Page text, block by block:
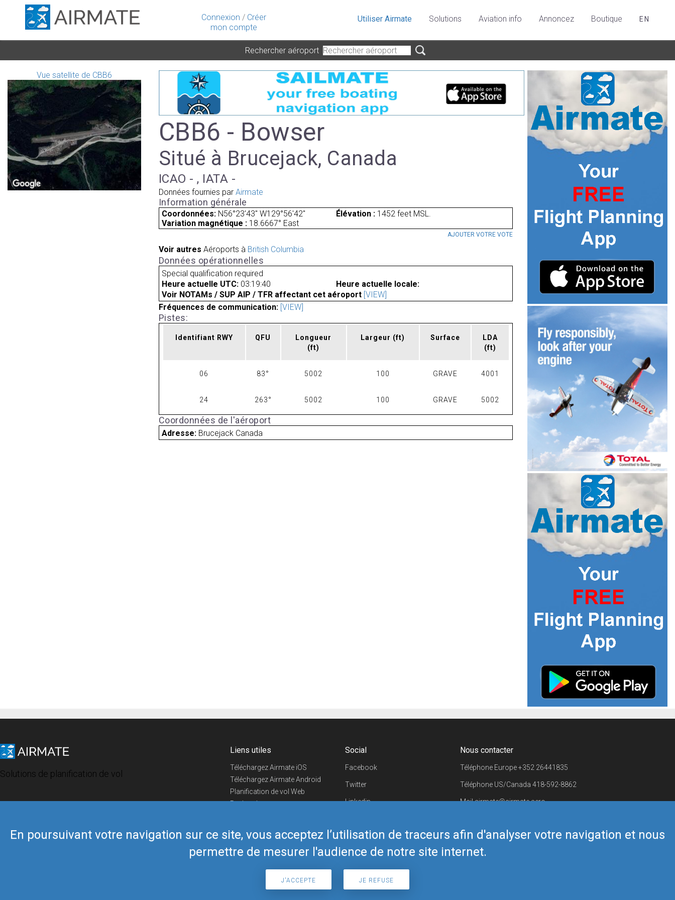
Connexion / Créer
mon compte
En poursuivant votre navigation sur ce site, vous acceptez l’utilisation de traceurs afin d'analyser votre navigation et nous
permettre de mesurer l'audience de notre site internet.
J'ACCEPTE JE REFUSE
Utiliser Airmate Solutions Aviation info Annoncez Boutique EN
Rechercher aéroport
Vue satellite de CBB6
CBB6 - Bowser
Situé à Brucejack, Canada
ICAO - , IATA -
Données fournies par Airmate
Information générale
Coordonnées: N56°23'43" W129°56'42" Élévation :1452 feet MSL.
Variation magnétique : 18.6667° East
AJOUTER VOTRE VOTE
Voir autres Aéroports à British Columbia
Données opérationnelles
Special qualification required
Heure actuelle UTC: 03:19:40
Heure actuelle locale:
Voir NOTAMs / SUP AIP / TFR affectant cet aéroport [VIEW]
Fréquences de communication: [VIEW]
Pistes:
Identifiant RWY QFU
Longueur
(ft)
Largeur (ft) Surface
LDA
(ft)
06 83° 5002 100 GRAVE 4001
24 263° 5002 100 GRAVE 5002
Coordonnées de l'aéroport
Adresse: Brucejack Canada
Solutions de planification de vol
Liens utiles
Téléchargez Airmate iOS
Téléchargez Airmate Android
Planification de vol Web
Recherche
Boutique Airmate
Social
Facebook
Twitter
Linkedin
Telegram
Nous contacter
Téléphone Europe+352 26441835
Téléphone US/Canada 418-592-8862
Mailairmate@airmate.aero